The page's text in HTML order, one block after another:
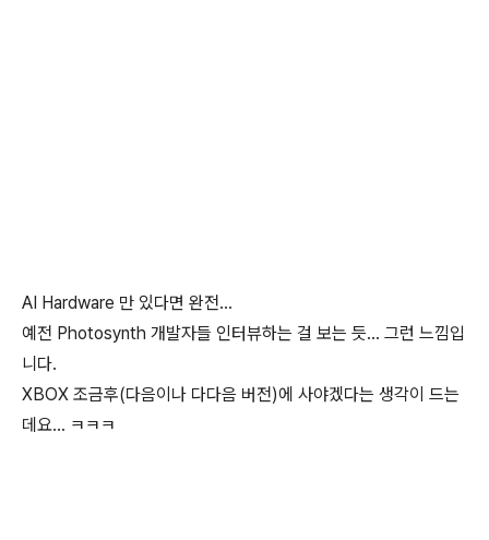
AI Hardware 만 있다면 완전...
예전 Photosynth 개발자들 인터뷰하는 걸 보는 듯... 그런 느낌입
니다.
XBOX 조금후(다음이나 다다음 버전)에 사야겠다는 생각이 드는
데요... ㅋㅋㅋ